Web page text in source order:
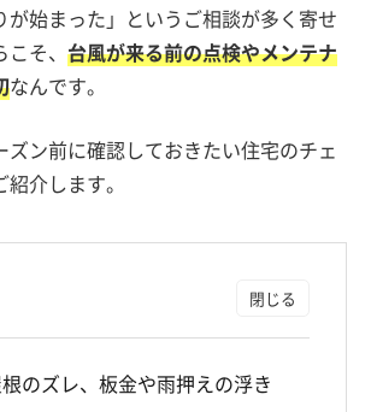
が始まった」というご相談が多く寄せ
そ、 台風が来る前の点検やメンテナ
なんです。
ズン前に確認しておきたい住宅のチェ
介します。
のズレ、板金や雨押えの浮き